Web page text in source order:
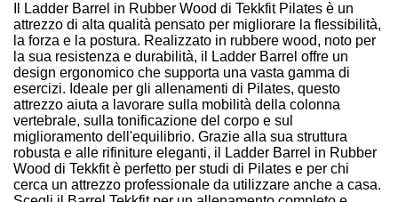
Il Ladder Barrel in Rubber Wood di Tekkfit Pilates è un
attrezzo di alta qualità pensato per migliorare la flessibilità,
la forza e la postura. Realizzato in rubbere wood, noto per
la sua resistenza e durabilità, il Ladder Barrel offre un
design ergonomico che supporta una vasta gamma di
esercizi. Ideale per gli allenamenti di Pilates, questo
attrezzo aiuta a lavorare sulla mobilità della colonna
vertebrale, sulla tonificazione del corpo e sul
miglioramento dell'equilibrio. Grazie alla sua struttura
robusta e alle rifiniture eleganti, il Ladder Barrel in Rubber
Wood di Tekkfit è perfetto per studi di Pilates e per chi
cerca un attrezzo professionale da utilizzare anche a casa.